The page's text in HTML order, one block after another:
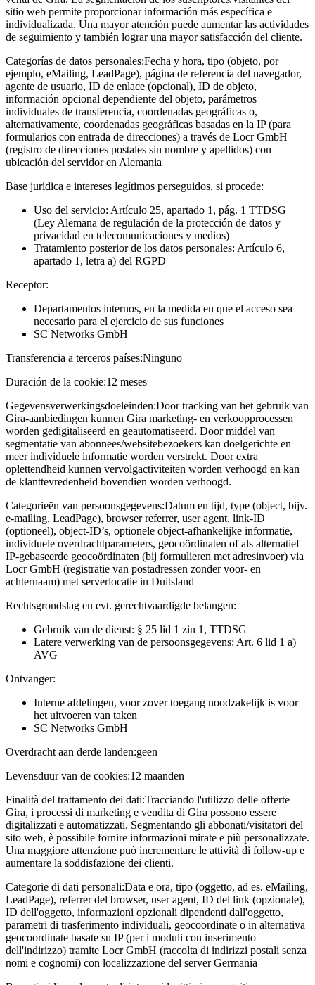
sitio web permite proporcionar información más específica e
individualizada. Una mayor atención puede aumentar las actividades
de seguimiento y también lograr una mayor satisfacción del cliente.
Categorías de datos personales:Fecha y hora, tipo (objeto, por
ejemplo, eMailing, LeadPage), página de referencia del navegador,
agente de usuario, ID de enlace (opcional), ID de objeto,
información opcional dependiente del objeto, parámetros
individuales de transferencia, coordenadas geográficas o,
alternativamente, coordenadas geográficas basadas en la IP (para
formularios con entrada de direcciones) a través de Locr GmbH
(registro de direcciones postales sin nombre y apellidos) con
ubicación del servidor en Alemania
Base jurídica e intereses legítimos perseguidos, si procede:
Uso del servicio: Artículo 25, apartado 1, pág. 1 TTDSG
(Ley Alemana de regulación de la protección de datos y
privacidad en telecomunicaciones y medios)
Tratamiento posterior de los datos personales: Artículo 6,
apartado 1, letra a) del RGPD
Receptor:
Departamentos internos, en la medida en que el acceso sea
necesario para el ejercicio de sus funciones
SC Networks GmbH
Transferencia a terceros países:Ninguno
Duración de la cookie:12 meses
Gegevensverwerkingsdoeleinden:Door tracking van het gebruik van
Gira-aanbiedingen kunnen Gira marketing- en verkoopprocessen
worden gedigitaliseerd en geautomatiseerd. Door middel van
segmentatie van abonnees/websitebezoekers kan doelgerichte en
meer individuele informatie worden verstrekt. Door extra
oplettendheid kunnen vervolgactiviteiten worden verhoogd en kan
de klanttevredenheid bovendien worden verhoogd.
Categorieën van persoonsgegevens:Datum en tijd, type (object, bijv.
e-mailing, LeadPage), browser referrer, user agent, link-ID
(optioneel), object-ID’s, optionele object-afhankelijke informatie,
individuele overdrachtparameters, geocoördinaten of als alternatief
IP-gebaseerde geocoördinaten (bij formulieren met adresinvoer) via
Locr GmbH (registratie van postadressen zonder voor- en
achternaam) met serverlocatie in Duitsland
Rechtsgrondslag en evt. gerechtvaardigde belangen:
Gebruik van de dienst: § 25 lid 1 zin 1, TTDSG
Latere verwerking van de persoonsgegevens: Art. 6 lid 1 a)
AVG
Ontvanger:
Interne afdelingen, voor zover toegang noodzakelijk is voor
het uitvoeren van taken
SC Networks GmbH
Overdracht aan derde landen:geen
Levensduur van de cookies:12 maanden
Finalità del trattamento dei dati:Tracciando l'utilizzo delle offerte
Gira, i processi di marketing e vendita di Gira possono essere
digitalizzati e automatizzati. Segmentando gli abbonati/visitatori del
sito web, è possibile fornire informazioni mirate e più personalizzate.
Una maggiore attenzione può incrementare le attività di follow-up e
aumentare la soddisfazione dei clienti.
Categorie di dati personali:Data e ora, tipo (oggetto, ad es. eMailing,
LeadPage), referrer del browser, user agent, ID del link (opzionale),
ID dell'oggetto, informazioni opzionali dipendenti dall'oggetto,
parametri di trasferimento individuali, geocoordinate o in alternativa
geocoordinate basate su IP (per i moduli con inserimento
dell'indirizzo) tramite Locr GmbH (raccolta di indirizzi postali senza
nomi e cognomi) con localizzazione del server Germania